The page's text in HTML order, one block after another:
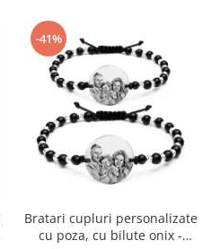
-41%
Bratari cupluri personalizate
cu poza, cu bilute onix -